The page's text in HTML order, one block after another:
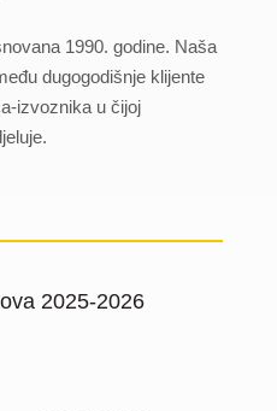
1990. godine. Naša
dugogodišnje klijente
izvoznika u čijoj
2025-2026